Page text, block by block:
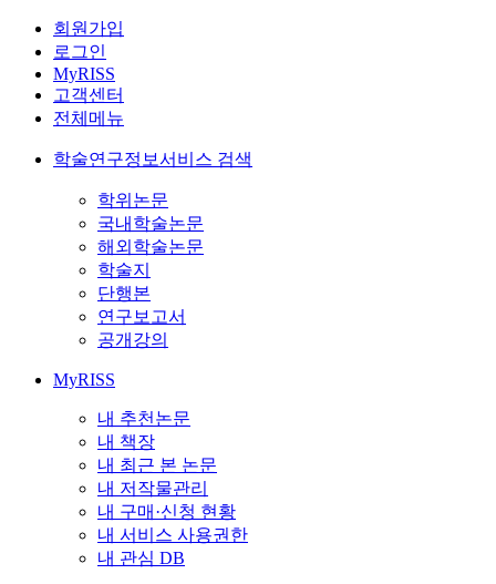
회원가입
로그인
MyRISS
고객센터
전체메뉴
학술연구정보서비스 검색
학위논문
국내학술논문
해외학술논문
학술지
단행본
연구보고서
공개강의
MyRISS
내 추천논문
내 책장
내 최근 본 논문
내 저작물관리
내 구매·신청 현황
내 서비스 사용권한
내 관심 DB